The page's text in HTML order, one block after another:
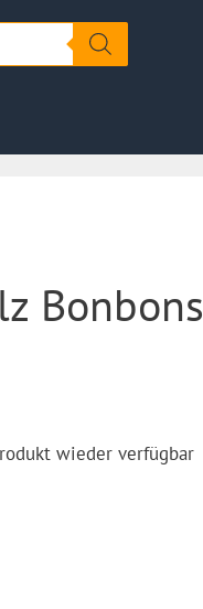
Bonbons
wieder verfügbar